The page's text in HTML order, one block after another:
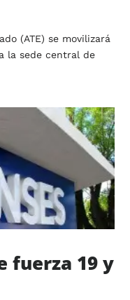
(ATE) se movilizará
la sede central de
fuerza 19 y